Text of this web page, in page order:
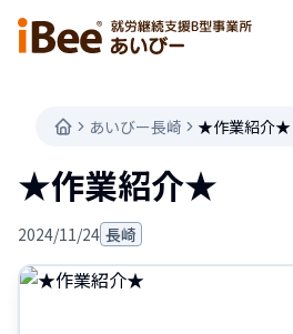
あいびー長崎 ★作業紹介★
★作業紹介★
2024/11/24 長崎